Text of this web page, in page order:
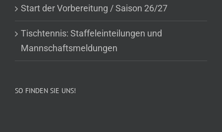
Start der Vorbereitung / Saison 26/27
Tischtennis: Staffeleinteilungen und
Mannschaftsmeldungen
SO FINDEN SIE UNS!